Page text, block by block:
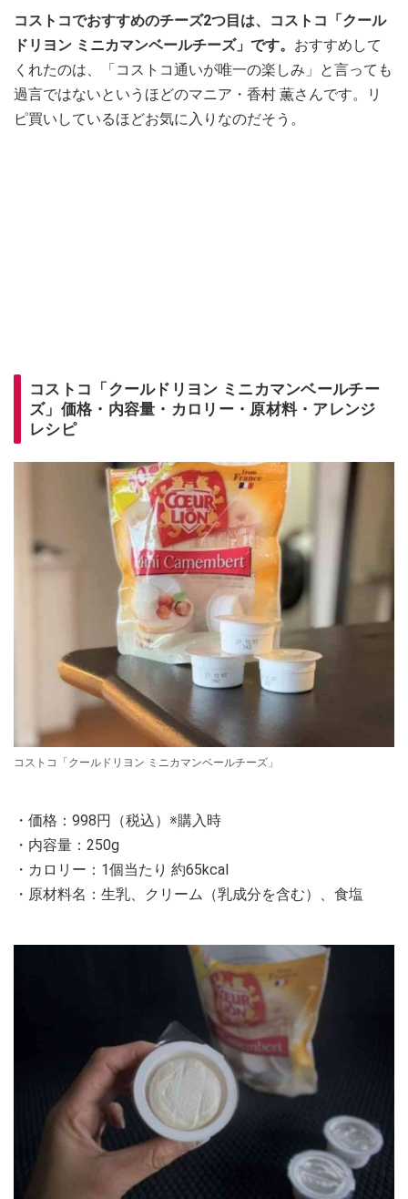
コストコでおすすめのチーズ2つ目は、コストコ「クール
ドリヨン ミニカマンベールチーズ」です。 おすすめして
くれたのは、「コストコ通いが唯一の楽しみ」と言っても
過言ではないというほどのマニア・香村 薫さんです。リ
ピ買いしているほどお気に入りなのだそう。
コストコ「クールドリヨン ミニカマンベールチー
ズ」価格・内容量・カロリー・原材料・アレンジ
レシピ
コストコ「クールドリヨン ミニカマンベールチーズ」
・価格：998円（税込）※購入時
・内容量：250g
・カロリー：1個当たり 約65kcal
・原材料名：生乳、クリーム（乳成分を含む）、食塩